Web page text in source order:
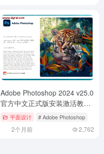
Adobe Photoshop 2024 v25.0
官方中文正式版安装激活教程
附下载地址
平面设计 # Adobe Photoshop
2个月前 2,762